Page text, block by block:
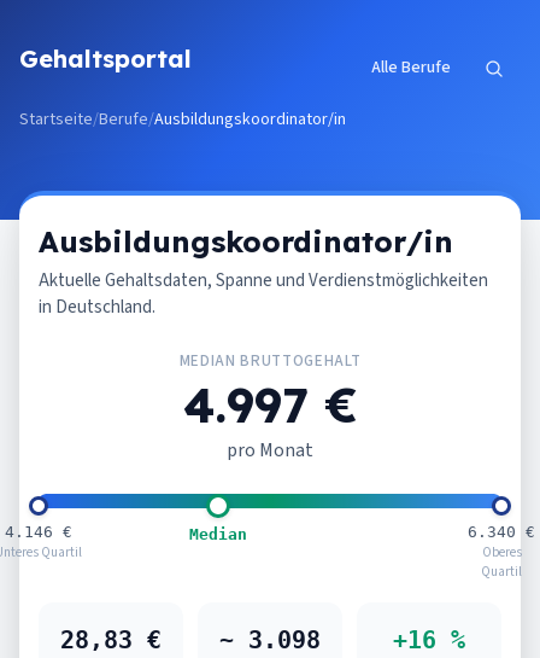
Gehaltsportal Alle Berufe
Startseite/Berufe/Ausbildungskoordinator/in
Ausbildungskoordinator/in
Aktuelle Gehaltsdaten, Spanne und Verdienstmöglichkeiten
in Deutschland.
MEDIAN BRUTTOGEHALT
4.997 €
pro Monat
4.146 €
Quartil
Median
6.340 €
Oberes
Quartil
28,83 €
~ 3.098
+16 %